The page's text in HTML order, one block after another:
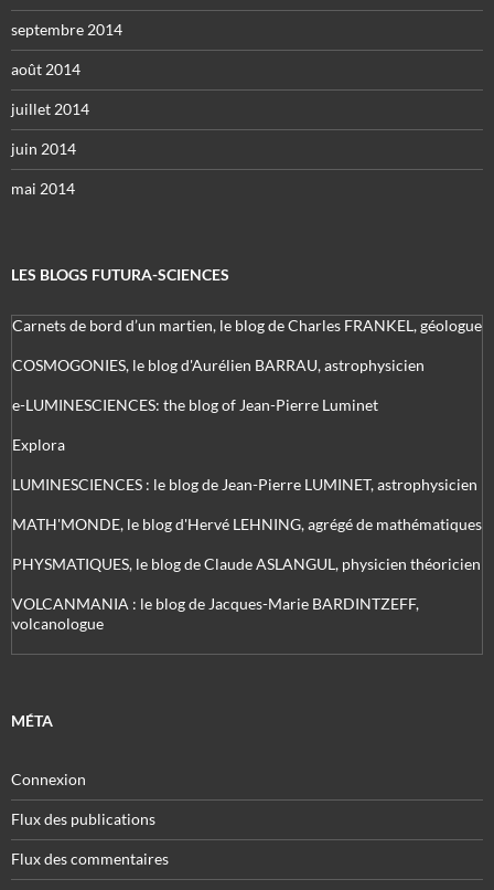
septembre 2014
août 2014
juillet 2014
juin 2014
mai 2014
LES BLOGS FUTURA-SCIENCES
Carnets de bord d’un martien, le blog de Charles FRANKEL, géologue
COSMOGONIES, le blog d'Aurélien BARRAU, astrophysicien
e-LUMINESCIENCES: the blog of Jean-Pierre Luminet
Explora
LUMINESCIENCES : le blog de Jean-Pierre LUMINET, astrophysicien
MATH'MONDE, le blog d'Hervé LEHNING, agrégé de mathématiques
PHYSMATIQUES, le blog de Claude ASLANGUL, physicien théoricien
VOLCANMANIA : le blog de Jacques-Marie BARDINTZEFF,
volcanologue
MÉTA
Connexion
Flux des publications
Flux des commentaires